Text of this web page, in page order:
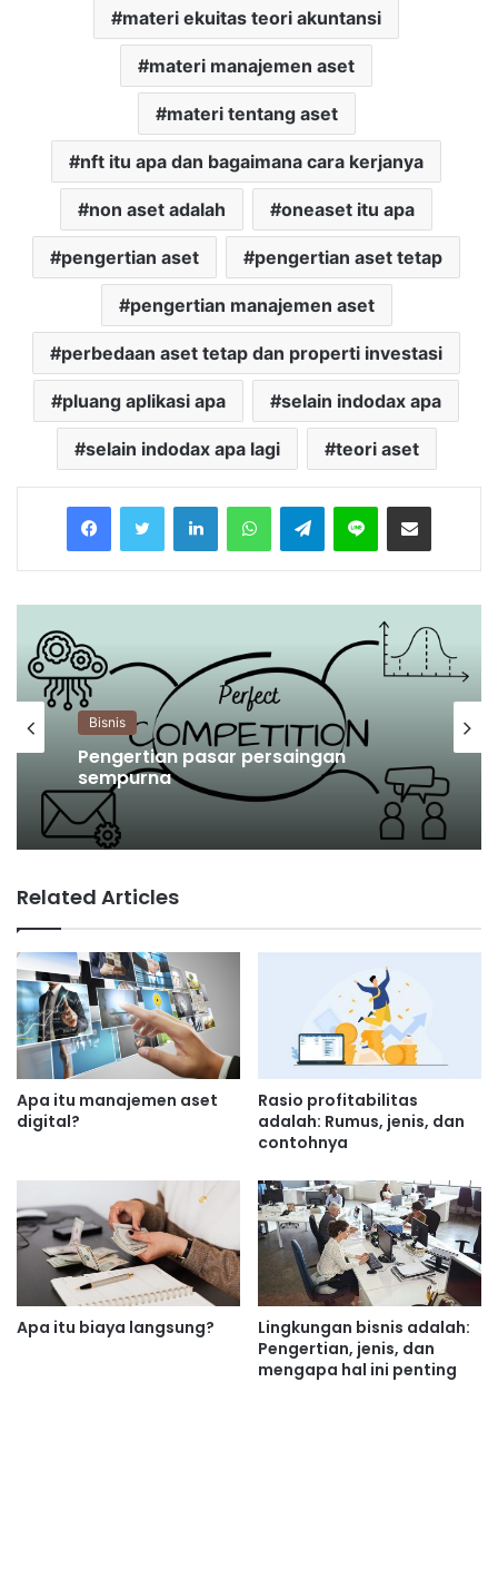
materi ekuitas teori akuntansi
materi manajemen aset
materi tentang aset
nft itu apa dan bagaimana cara kerjanya
non aset adalah oneaset itu apa
pengertian aset pengertian aset tetap
pengertian manajemen aset
perbedaan aset tetap dan properti investasi
pluang aplikasi apa selain indodax apa
selain indodax apa lagi teori aset
Telegram
Bisnis
Pengertian pasar persaingan
sempurna
Bisnis
Apa itu biaya marjinal produksi?
Related Articles
Apa itu manajemen aset
digital?
Rasio profitabilitas
adalah: Rumus, jenis, dan
contohnya
Apa itu biaya langsung?
Lingkungan bisnis adalah:
Pengertian, jenis, dan
mengapa hal ini penting